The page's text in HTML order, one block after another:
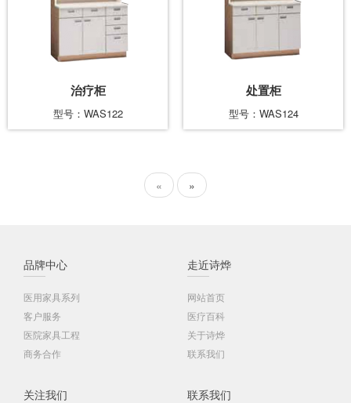
治疗柜
型号：WAS122
处置柜
型号：WAS124
« »
品牌中心
医用家具系列
客户服务
医院家具工程
商务合作
走近诗烨
网站首页
医疗百科
关于诗烨
联系我们
关注我们 联系我们